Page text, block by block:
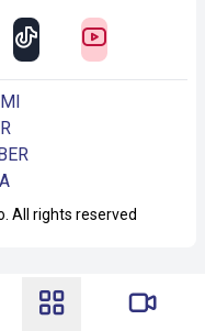
All rights reserved